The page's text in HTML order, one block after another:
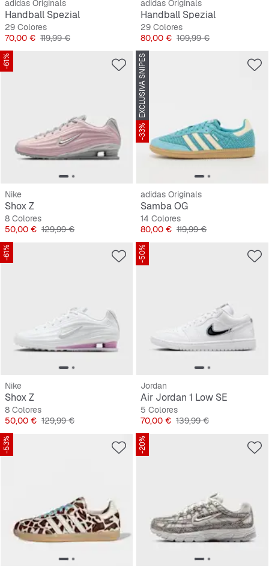
adidas Originals
Handball Spezial
29 Colores
Precio
70,00 € Precio original
119,99 €
adidas Originals
Handball Spezial
29 Colores
Precio
80,00 € Precio original
109,99 €
-61%
Nike
Shox Z
8 Colores
Precio
50,00 € Precio original
129,99 €
EXCLUSIVA SNIPES
-33%
adidas Originals
Samba OG
14 Colores
Precio
80,00 € Precio original
119,99 €
-61%
Nike
Shox Z
8 Colores
Precio
50,00 € Precio original
129,99 €
-50%
Jordan
Air Jordan 1 Low SE
5 Colores
Precio
70,00 € Precio original
139,99 €
-53% -20%